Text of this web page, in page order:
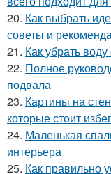
20. Как выбрать
советы и
21. Как убрать
22. Полное
подвала
23. Картины на
которые стоит
24. Маленькая
интерьера
25. Как правильно